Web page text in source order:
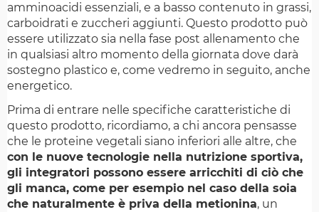
amminoacidi essenziali, e a basso contenuto in grassi,
carboidrati e zuccheri aggiunti. Questo prodotto può
essere utilizzato sia nella fase post allenamento che
in qualsiasi altro momento della giornata dove darà
sostegno plastico e, come vedremo in seguito, anche
energetico.
Prima di entrare nelle specifiche caratteristiche di
questo prodotto, ricordiamo, a chi ancora pensasse
che le proteine vegetali siano inferiori alle altre, che
con le nuove tecnologie nella nutrizione sportiva,
gli integratori possono essere arricchiti di ciò che
gli manca, come per esempio nel caso della soia
che naturalmente è priva della metionina, un